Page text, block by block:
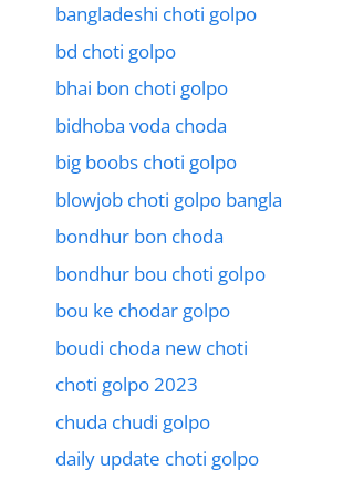
bangladeshi choti golpo
bd choti golpo
bhai bon choti golpo
bidhoba voda choda
big boobs choti golpo
blowjob choti golpo bangla
bondhur bon choda
bondhur bou choti golpo
bou ke chodar golpo
boudi choda new choti
choti golpo 2023
chuda chudi golpo
daily update choti golpo